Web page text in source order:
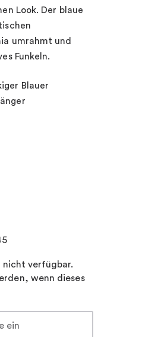
Look. Der blaue
umrahmt und
Funkeln.
Blauer
nicht verfügbar.
wenn dieses